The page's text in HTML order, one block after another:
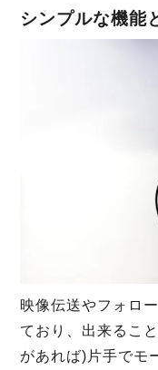
シンプルな機能
映像伝送やフォロ
ており、出来るこ
があれば)片手でモ